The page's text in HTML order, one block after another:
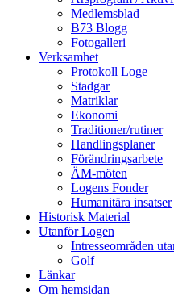
Medlemsblad
B73 Blogg
Fotogalleri
Verksamhet
Protokoll Loge
Stadgar
Matriklar
Ekonomi
Traditioner/rutiner
Handlingsplaner
Förändringsarbete
ÄM-möten
Logens Fonder
Humanitära insatser
Historisk Material
Utanför Logen
Intresseområden
Golf
Länkar
Om hemsidan